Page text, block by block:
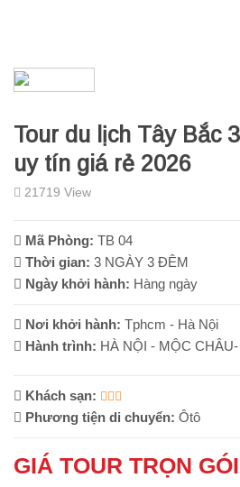
Tour du lịch Tây Bắc
uy tín giá rẻ 2026
21719 View
Mã Phòng: TB 04
Thời gian: 3 NGÀY 3 ĐÊM
Ngày khởi hành: Hàng ngày
Nơi khởi hành: Tphcm - Hà Nội
Hành trình: HÀ NỘI - MỘC
Khách sạn:
Phương tiện di chuyển: Ôtô
GIÁ TOUR TRỌN